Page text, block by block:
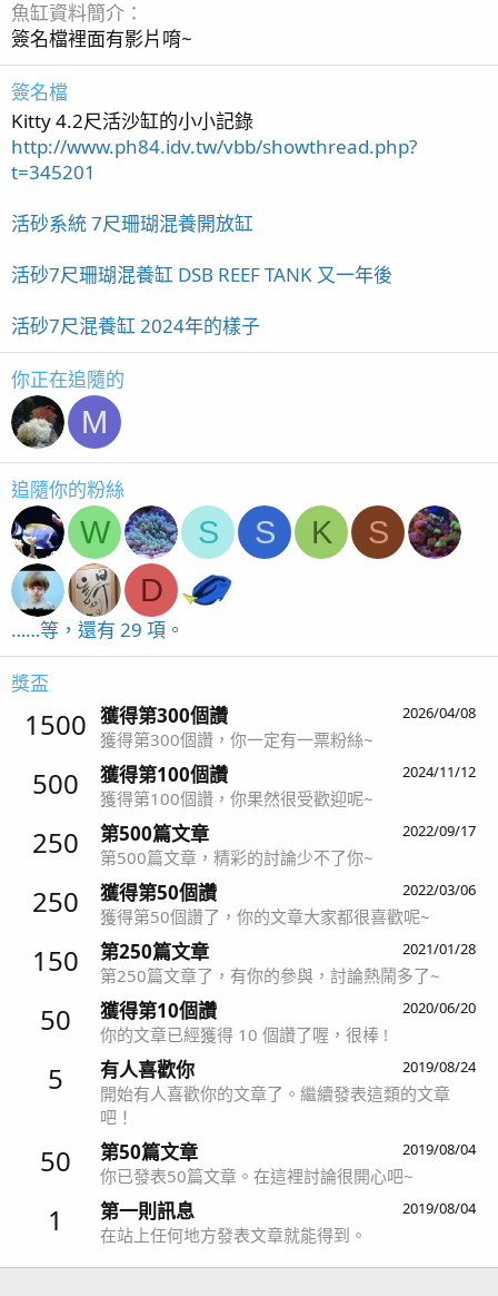
魚缸資料簡介
簽名檔裡面有影片唷~
簽名檔
Kitty 4.2尺活沙缸的小小記錄
http://www.ph84.idv.tw/vbb/showthread.php?
t=345201
活砂系統 7尺珊瑚混養開放缸
活砂7尺珊瑚混養缸 DSB REEF TANK 又一年後
活砂7尺混養缸 2024年的樣子
你正在追隨的
M
追隨你的粉絲
W S S K
S
D
……等，還有 29 項。
獎盃
1500 2026/04/08
獲得第300個讚
獲得第300個讚，你一定有一票粉絲~
500 2024/11/12
獲得第100個讚
獲得第100個讚，你果然很受歡迎呢~
250 2022/09/17
第500篇文章
第500篇文章，精彩的討論少不了你~
250 2022/03/06
獲得第50個讚
獲得第50個讚了，你的文章大家都很喜歡呢~
150 2021/01/28
第250篇文章
第250篇文章了，有你的參與，討論熱鬧多了~
50 2020/06/20
獲得第10個讚
你的文章已經獲得 10 個讚了喔，很棒 !
5 2019/08/24
有人喜歡你
開始有人喜歡你的文章了。繼續發表這類的文章
吧！
50 2019/08/04
第50篇文章
你已發表50篇文章。在這裡討論很開心吧~
1 2019/08/04
第一則訊息
在站上任何地方發表文章就能得到。